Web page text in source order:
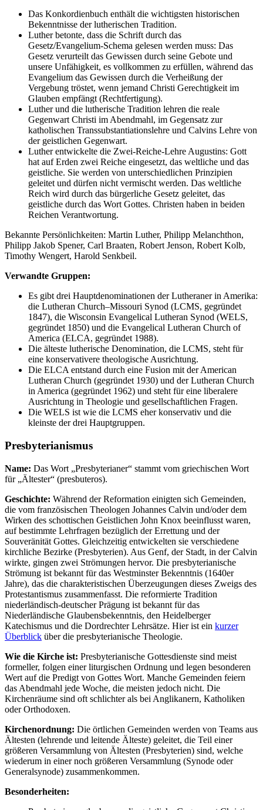
Das Konkordienbuch enthält die wichtigsten historischen
Bekenntnisse der lutherischen Tradition.
Luther betonte, dass die Schrift durch das
Gesetz/Evangelium-Schema gelesen werden muss: Das
Gesetz verurteilt das Gewissen durch seine Gebote und
unsere Unfähigkeit, es vollkommen zu erfüllen, während das
Evangelium das Gewissen durch die Verheißung der
Vergebung tröstet, wenn jemand Christi Gerechtigkeit im
Glauben empfängt (Rechtfertigung).
Luther und die lutherische Tradition lehren die reale
Gegenwart Christi im Abendmahl, im Gegensatz zur
katholischen Transsubstantiationslehre und Calvins Lehre von
der geistlichen Gegenwart.
Luther entwickelte die Zwei-Reiche-Lehre Augustins: Gott
hat auf Erden zwei Reiche eingesetzt, das weltliche und das
geistliche. Sie werden von unterschiedlichen Prinzipien
geleitet und dürfen nicht vermischt werden. Das weltliche
Reich wird durch das bürgerliche Gesetz geleitet, das
geistliche durch das Wort Gottes. Christen haben in beiden
Reichen Verantwortung.
Bekannte Persönlichkeiten: Martin Luther, Philipp Melanchthon,
Philipp Jakob Spener, Carl Braaten, Robert Jenson, Robert Kolb,
Timothy Wengert, Harold Senkbeil.
Verwandte Gruppen:
Es gibt drei Hauptdenominationen der Lutheraner in Amerika:
die Lutheran Church–Missouri Synod (LCMS, gegründet
1847), die Wisconsin Evangelical Lutheran Synod (WELS,
gegründet 1850) und die Evangelical Lutheran Church of
America (ELCA, gegründet 1988).
Die älteste lutherische Denomination, die LCMS, steht für
eine konservativere theologische Ausrichtung.
Die ELCA entstand durch eine Fusion mit der American
Lutheran Church (gegründet 1930) und der Lutheran Church
in America (gegründet 1962) und steht für eine liberalere
Ausrichtung in Theologie und gesellschaftlichen Fragen.
Die WELS ist wie die LCMS eher konservativ und die
kleinste der drei Hauptgruppen.
Presbyterianismus
Name: Das Wort „Presbyterianer“ stammt vom griechischen Wort
für „Ältester“ (presbuteros).
Geschichte: Während der Reformation einigten sich Gemeinden,
die vom französischen Theologen Johannes Calvin und/oder dem
Wirken des schottischen Geistlichen John Knox beeinflusst waren,
auf bestimmte Lehrfragen bezüglich der Errettung und der
Souveränität Gottes. Gleichzeitig entwickelten sie verschiedene
kirchliche Bezirke (Presbyterien). Aus Genf, der Stadt, in der Calvin
wirkte, gingen zwei Strömungen hervor. Die presbyterianische
Strömung ist bekannt für das Westminster Bekenntnis (1640er
Jahre), das die charakteristischen Überzeugungen dieses Zweigs des
Protestantismus zusammenfasst. Die reformierte Tradition
niederländisch-deutscher Prägung ist bekannt für das
Niederländische Glaubensbekenntnis, den Heidelberger
Katechismus und die Dordrechter Lehrsätze. Hier ist ein kurzer
Überblick über die presbyterianische Theologie.
Wie die Kirche ist: Presbyterianische Gottesdienste sind meist
formeller, folgen einer liturgischen Ordnung und legen besonderen
Wert auf die Predigt von Gottes Wort. Manche Gemeinden feiern
das Abendmahl jede Woche, die meisten jedoch nicht. Die
Kirchenräume sind oft schlichter als bei Anglikanern, Katholiken
oder Orthodoxen.
Kirchenordnung: Die örtlichen Gemeinden werden von Teams aus
Ältesten (lehrende und leitende Älteste) geleitet, die Teil einer
größeren Versammlung von Ältesten (Presbyterien) sind, welche
wiederum in einer noch größeren Versammlung (Synode oder
Generalsynode) zusammenkommen.
Besonderheiten: